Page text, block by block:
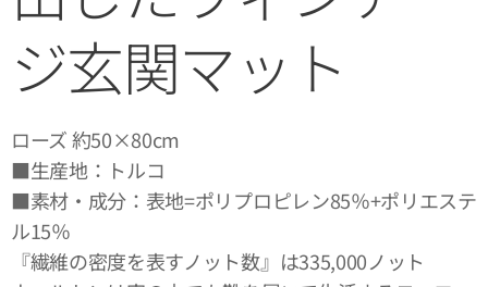
ジ玄関マット
ローズ 約50×80cm
■生産地：トルコ
■素材・成分：表地=ポリプロピレン85％+ポリエステ
ル15％
『繊維の密度を表すノット数』は335,000ノット